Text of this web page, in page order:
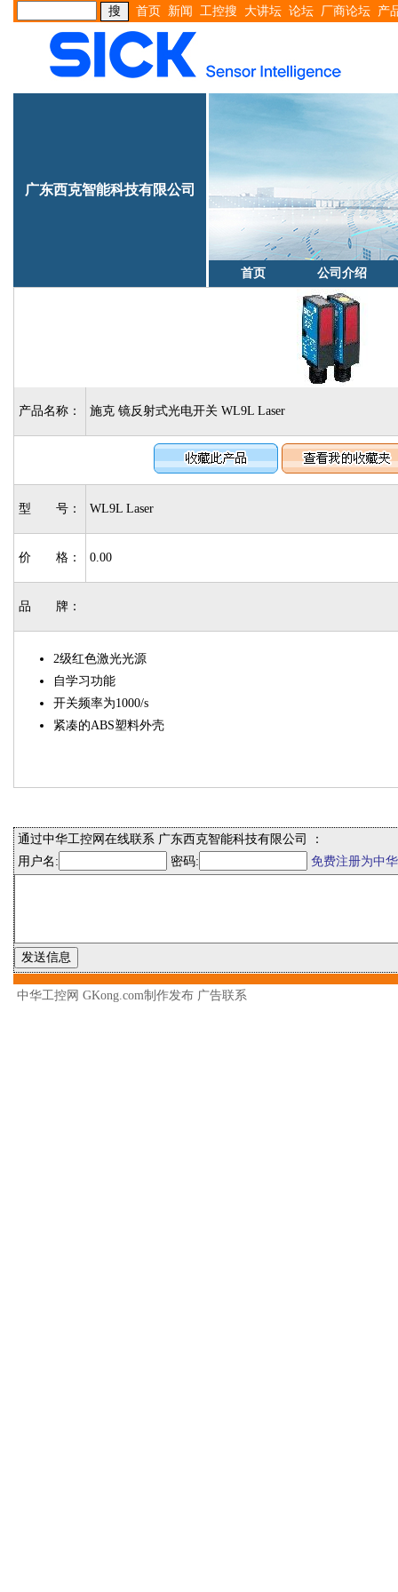
首页 新闻 工控搜 大讲坛 论坛 厂商论坛 产
广东西克智能科技有限公司
首页 公司介绍
产品名称： 施克 镜反射式光电开关 WL9L Laser
型 号： WL9L Laser
价 格： 0.00
品 牌：
2级红色激光光源
自学习功能
开关频率为1000/s
紧凑的ABS塑料外壳
通过中华工控网在线联系 广东西克智能科技有限公司 ：
用户名:
密码: 免费注册为中
中华工控网 GKong.com制作发布 广告联系